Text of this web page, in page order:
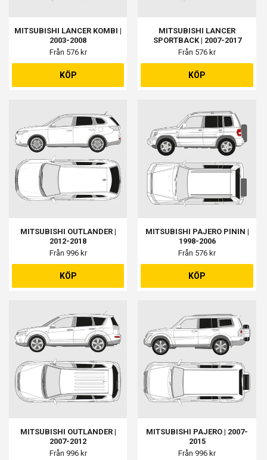
MITSUBISHI LANCER KOMBI |
2003-2008
Från 576 kr
KÖP
MITSUBISHI LANCER
SPORTBACK | 2007-2017
Från 576 kr
KÖP
MITSUBISHI OUTLANDER |
2012-2018
Från 996 kr
KÖP
MITSUBISHI PAJERO PININ |
1998-2006
Från 576 kr
KÖP
MITSUBISHI OUTLANDER |
2007-2012
Från 996 kr
MITSUBISHI PAJERO | 2007-
2015
Från 996 kr